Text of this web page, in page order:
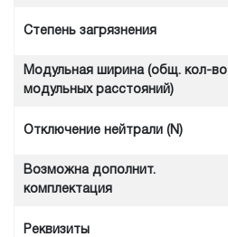
Степень загрязнения
Модульная ширина (общ. кол-во
модульных расстояний)
Отключение нейтрали (N)
Возможна дополнит.
комплектация
Реквизиты